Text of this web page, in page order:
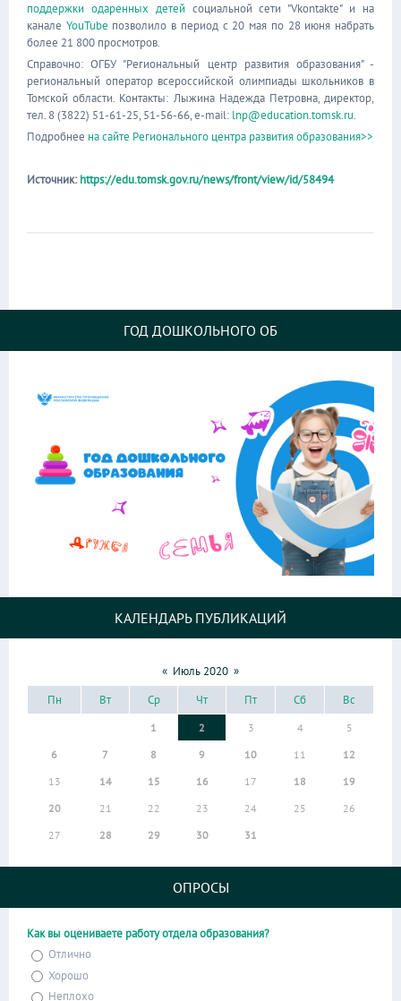
поддержки одаренных детей социальной сети "Vkontakte" и на
канале YouTube позволило в период с 20 мая по 28 июня набрать
более 21 800 просмотров.
Справочно: ОГБУ "Региональный центр развития образования" -
региональный оператор всероссийской олимпиады школьников в
Томской области. Контакты: Лыжина Надежда Петровна, директор,
тел. 8 (3822) 51-61-25, 51-56-66, e-mail: lnp@education.tomsk.ru.
Подробнее на сайте Регионального центра развития образования>>
Источник: https://edu.tomsk.gov.ru/news/front/view/id/58494
ГОД ДОШКОЛЬНОГО ОБ
КАЛЕНДАРЬ ПУБЛИКАЦИЙ
« Июль 2020 »
Пн
Вт Ср Чт Пт Сб Вс
1 2 3 4
5
6
7 8 9 10 11
12
13
14 15 16 17 18
19
20
21 22 23 24 25
26
27
28 29 30 31
ОПРОСЫ
Как вы оцениваете работу отдела образования?
Отлично
Хорошо
Неплохо